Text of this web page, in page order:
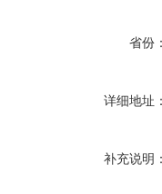
省份
详细地址
补充说明